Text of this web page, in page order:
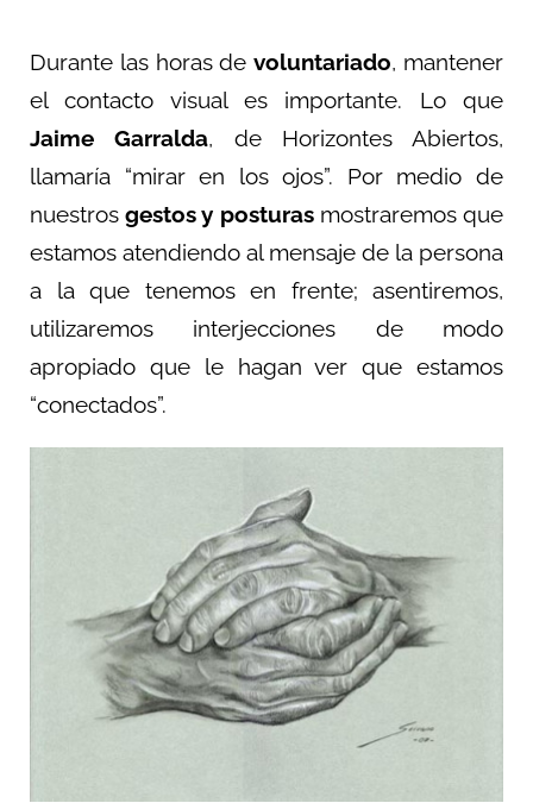
Durante las horas devoluntariado, mantener
el contacto visual es importante. Lo que
Jaime Garralda, de Horizontes Abiertos,
llamaría “mirar en los ojos”. Por medio de
nuestrosgestos y posturasmostraremos que
estamos atendiendo al mensaje de la persona
a la que tenemos en frente; asentiremos,
utilizaremos interjecciones de modo
apropiado que le hagan ver que estamos
“conectados”.